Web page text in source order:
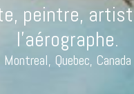
peintre,
l’aérographe.
Montreal, Quebec, Canada